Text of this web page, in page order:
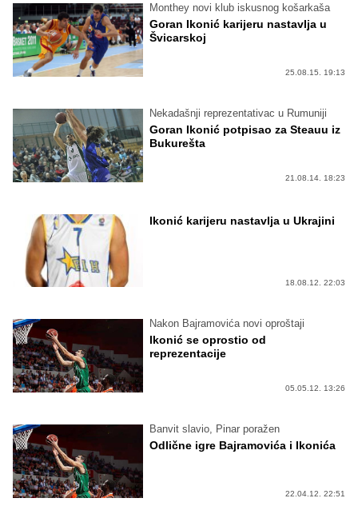
Monthey novi klub iskusnog košarkaša
Goran Ikonić karijeru nastavlja u
Švicarskoj
25.08.15. 19:13
Nekadašnji reprezentativac u Rumuniji
Goran Ikonić potpisao za Steauu iz
Bukurešta
21.08.14. 18:23
Ikonić karijeru nastavlja u Ukrajini
18.08.12. 22:03
Nakon Bajramovića novi oproštaji
Ikonić se oprostio od
reprezentacije
05.05.12. 13:26
Banvit slavio, Pinar poražen
Odlične igre Bajramovića i Ikonića
22.04.12. 22:51